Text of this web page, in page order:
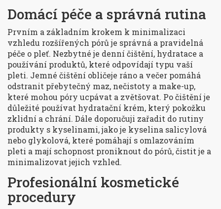
Domácí péče a správná rutina
Prvním a základním krokem k minimalizaci
vzhledu rozšířených pórů je správná a pravidelná
péče o pleť. Nezbytné je denní čištění, hydratace a
používání produktů, které odpovídají typu vaší
pleti. Jemné čištění obličeje ráno a večer pomáhá
odstranit přebytečný maz, nečistoty a make-up,
které mohou póry ucpávat a zvětšovat. Po čištění je
důležité používat hydratační krém, který pokožku
zklidní a chrání. Dále doporučuji zařadit do rutiny
produkty s kyselinami, jako je kyselina salicylová
nebo glykolová, které pomáhají s omlazováním
pleti a mají schopnost proniknout do pórů, čistit je a
minimalizovat jejich vzhled.
Profesionální kosmetické
procedury